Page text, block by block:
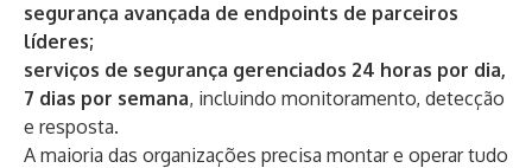
segurança avançada de endpoints de parceiros
líderes;
serviços de segurança gerenciados 24 horas por dia,
7 dias por semana, incluindo monitoramento, detecção
e resposta.
A maioria das organizações precisa montar e operar tudo